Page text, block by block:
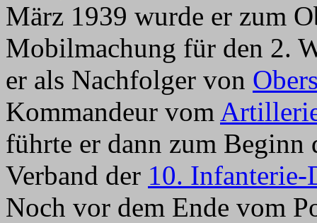
März 1939 wurde er zum
Mobilmachung für den 2.
er als Nachfolger von
Kommandeur vom
führte er dann zum Beginn
Verband der 10.
Noch vor dem Ende vom